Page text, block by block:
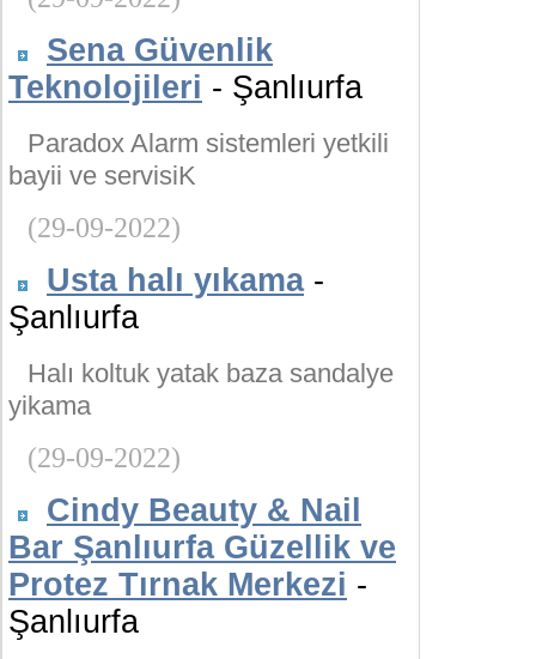
Sena Güvenlik
Teknolojileri - Şanlıurfa
Paradox Alarm sistemleri yetkili
bayii ve servisiK
(29-09-2022)
Usta halı yıkama-
Şanlıurfa
Halı koltuk yatak baza sandalye
yikama
(29-09-2022)
Cindy Beauty & Nail
Bar Şanlıurfa Güzellik ve
Protez Tırnak Merkezi -
Şanlıurfa